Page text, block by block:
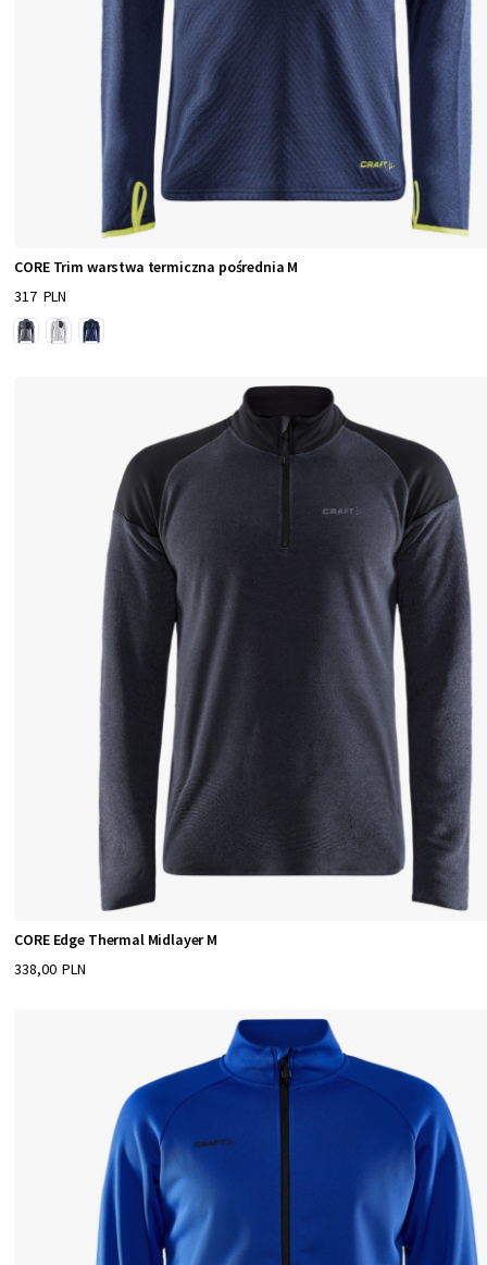
CORE Trim warstwa termiczna pośrednia M
317 PLN
CORE Edge Thermal Midlayer M
338,00 PLN